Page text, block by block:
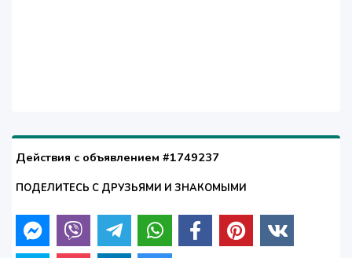
Действия с объявлением #1749237
ПОДЕЛИТЕСЬ С ДРУЗЬЯМИ И ЗНАКОМЫМИ